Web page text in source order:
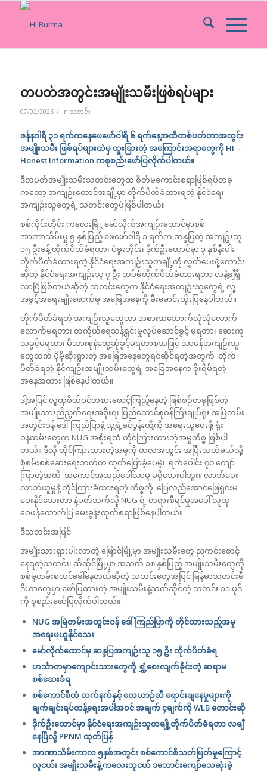
တပတ်အတွင်းအမျိုးသမီးဖြစ်ရပ်များ
07/02/2026 / in သတင်း
ဇန်နဝါရီ ၃၁ ရက်ကနေဖေဖော်ဝါရီ ၆ ရက်နေ့အထိတစ်ပတ်တာအတွင်း
အမျိုးသမီး ဖြစ်ရပ်များထဲမှ ထူးခြားတဲ့ အကြောင်းအရာတွေကို HI –
Honest Information ကစုစည်းဖော်ပြလိုက်ပါတယ်။
ဒီတပတ်အမျိုးသမီးသတင်းတွေထဲ စိတ်မကောင်းစရာဖြစ်ရပ်တခု
ကတော့ အကျဉ်းထောင်အချို့မှာ တိုက်ပိတ်ခံထားရတဲ့ နိုင်ငံရေး
အကျဉ်းသူတွေရဲ့ သတင်းတွေပဲဖြစ်ပါတယ်။
စစ်ကိုင်းတိုင်း ကလေးမြို့ မော်လိုက်အကျဉ်းထောင်မှာစစ်
အာဏာသိမ်းမှု ၅ နှစ်ပြည့် ဖေဖော်ဝါရီ ၁ ရက်က ဆန္ဒပြတဲ့ အကျဥ်းသူ
၁၅ ဦးခန့် တိုက်ပိတ်ခံရတာ၊ ပဲခူးတိုင်း၊ ဒိုက်ဦးထောင်မှာ ၃ နှစ်နီးပါး
တိုက်ပိတ်ခံထားရတဲ့ နိုင်ငံရေးအကျဉ်းသူတချို့ကို လွှတ်ပေးဖို့တောင်း
ဆိုတဲ့ နိုင်ငံရေးအကျဉ်းသူ ၇ ဦး ထပ်မံတိုက်ပိတ်ခံထားရတာ လနဲ့ချီရှိ
လာပြီဖြစ်တယ်ဆိုတဲ့ သတင်းတွေက နိုင်ငံရေးအကျဉ်းသူတွေရဲ့ လူ့
အခွင့်အရေးချိုးဖောက်မှု အခြေအနေကို မီးမောင်းထိုးပြနေပါတယ်။
တိုက်ပိတ်ခံရတဲ့ အကျဉ်းသူတွေဟာ အစားအသောက်လုံလုံလောက်
လောက်မရတာ၊ တကိုယ်ရေသန့်ရှင်းမှုလုပ်ဆောင်ခွင့် မရတာ၊ ဆေးကု
သခွင့်မရတာ၊ မိသားစုနဲ့တွေ့ဆုံခွင့်မရတာစသဖြင့် သာမန်အကျဉ်းသူ
တွေထက် ပိုမိုဆိုးရွားတဲ့ အခြေအနေတွေရင်ဆိုင်ရတဲ့အတွက် တိုက်
ပိတ်ခံရတဲ့ နိုင်ကျဉ်းအမျိုးသမီးတွေရဲ့ အခြေအနေက စိုးရိမ်ရတဲ့
အနေအထား ဖြစ်နေပါတယ်။
ဒါ့အပြင် လူထုစိတ်ဝင်တစားစောင့်ကြည့်နေတဲ့ ဖြစ်စဉ်တခုဖြစ်တဲ့
အမျိုးသားညီညွတ်ရေးအစိုးရ၊ ပြည်ထောင်စုဝန်ကြီးချုပ်ရုံး အမြဲတမ်း
အတွင်းဝန် ဒေါ်ကြည်ပြာနဲ့ သူ့ရဲ့ခင်ပွန်းတို့ကို အရေးယူပေးဖို့ ရုံး
ဝန်ထမ်းတွေက NUG အစိုးရထံ တိုင်ကြားထားတဲ့အမှုကိစ္စ ဖြစ်ပါ
တယ်။ ဒီလို တိုင်ကြားထားတဲ့အမှုကို တလအတွင်း အပြီးသတ်မယ်လို့
စုံစမ်းစစ်ဆေးရေးဘက်က ထုတ်ပြောခဲ့ပေမဲ့၊ ရက်ပေါင်း ၇၀ ကျော်
ကြာတဲ့အထိ အကောင်အထည်ပေါ်လာမှု မရှိသေးပါဘူး။ လာဘ်ပေး
လာဘ်ယူမှုနဲ့ တိုင်ကြားခံထားရတဲ့ ကိစ္စကို ပြေလည်အောင်ဖြေရှင်းမ
ပေးနိုင်သေးတာ နဲ့ပတ်သက်လို့ NUG ရဲ့ တရားစီရင်မှုအပေါ် လူထု
ဝေဖန်ထောက်ပြ မေးခွန်းထုတ်စရာဖြစ်နေပါတယ်။
ဒီသတင်းအပြင်
အမျိုးသားရှားပါးလာတဲ့ မြောင်မြို့မှာ အမျိုးသမီးတွေ ညကင်းစောင့်
နေရတဲ့သတင်း၊ ဆီဆိုင်မြို့မှာ အသက် ၁၈ နှစ်ပြည့် အမျိုးသမီးတွေကို
စစ်မှုထမ်းစတင်ခေါ်နေတယ်ဆိုတဲ့ သတင်းတွေအပြင် မြန်မာသတင်းမီ
ဒီယာတွေမှာ ဖော်ပြထားတဲ့ အမျိုးသမီးနဲ့သက်ဆိုင်တဲ့ သတင်း ၁၁ ပုဒ်
ကို စုစည်းဖော်ပြလိုက်ပါတယ်။
NUG အမြဲတမ်းအတွင်းဝန် ဒေါ်ကြည်ပြာကို တိုင်ထားသည့်အမှု
အရေးမယူနိုင်သေး
မော်လိုက်ထောင်မှ ဆန္ဒပြအကျဉ်းသူ ၁၅ ဦး တိုက်ပိတ်ခံရ
ဟင်္သာတမှာကျောင်းသားတွေကို ရွှံ့စေးလျက်ခိုင်းတဲ့ ဆရာမ
စစ်ဆေးခံရ
စစ်ကောင်စီထံ လက်နက်နှင့် လေယာဉ်ဆီ ရောင်းချနေမှုများကို
ချက်ချင်းရပ်တန့်ရေးအပါအဝင် အချက် ၄ချက်ကိုWLBတောင်းဆို
ဒိုက်ဦးထောင်မှာ နိုင်ငံရေးအကျဉ်းသူတချို့တိုက်ပိတ်ခံရတာ လချီ
နေပြီလို့ PPNM ထုတ်ပြန်
အာဏာသိမ်းကာလ ၅နှစ်အတွင်း စစ်ကောင်စီသတ်ဖြတ်မှုကြောင့်
လူငယ်၊ အမျိုးသမီးနဲ့ က‌လေးသူငယ် ၁သောင်းကျော်သေဆုံးခဲ့